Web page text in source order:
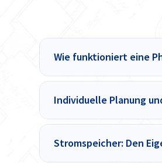
Wie funktioniert eine
Individuelle Planung
Stromspeicher: Den